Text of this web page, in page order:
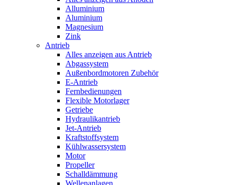
Alluminium
Aluminium
Magnesium
Zink
Antrieb
Alles anzeigen aus Antrieb
Abgassystem
Außenbordmotoren Zubehör
E-Antrieb
Fernbedienungen
Flexible Motorlager
Getriebe
Hydraulikantrieb
Jet-Antrieb
Kraftstoffsystem
Kühlwassersystem
Motor
Propeller
Schalldämmung
Wellenanlagen